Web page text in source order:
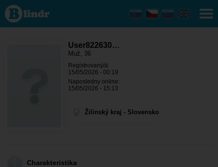
User822630819
- On hledá
někoho
Žilinský kraj -
User822630…
Muž, 36
Registrovaný/á:
15/05/2026 - 00:19
Naposledny online:
15/05/2026 - 15:13
Žilinský kraj - Slovensko
Charakteristika